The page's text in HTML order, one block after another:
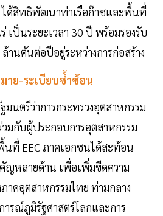
ด้สิทธิพัฒนาท่าเรือก๊าซและพื้นที่
เป็นระยะเวลา 30 ปี พร้อมรองรับ
ล้านตันต่อปีอยู่ระหว่างการก่อสร้าง
าย-ระเบียบซ้ำซ้อน
มนตรีว่าการกระทรวงอุตสาหกรรม
วมกับผู้ประกอบการอุตสาหกรรม
ที่ EEC ภาคเอกชนได้สะท้อน
หลายด้าน เพื่อเพิ่มขีดความ
าคอุตสาหกรรมไทย ท่ามกลาง
รณ์ภูมิรัฐศาสตร์โลกและการ